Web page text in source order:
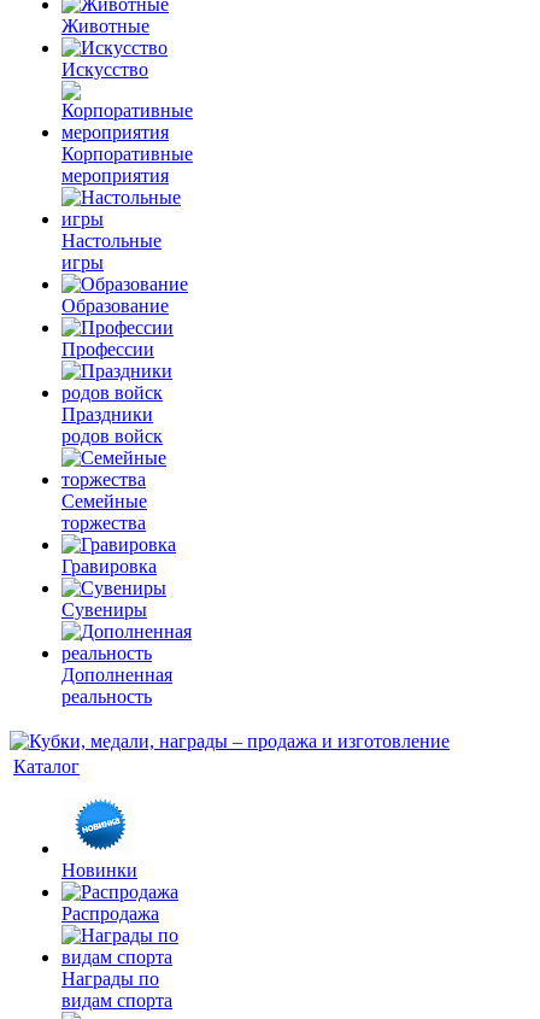
Животные
Искусство
Корпоративные
мероприятия
Настольные
игры
Образование
Профессии
Праздники
родов войск
Семейные
торжества
Гравировка
Сувениры
Дополненная
реальность
Каталог
Новинки
Распродажа
Награды по
видам спорта